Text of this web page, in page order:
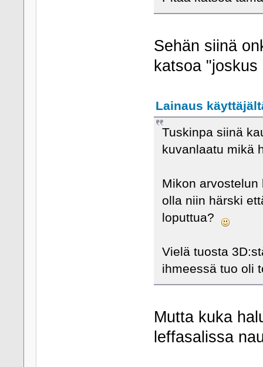
Sehän siinä
katsoa
Lainaus
Tuskinpa siinä
kuvanlaatu mikä
Mikon
olla niin härski
loputtua?
Vielä tuosta
ihmeessä tuo oli
Mutta kuka
leffasalissa